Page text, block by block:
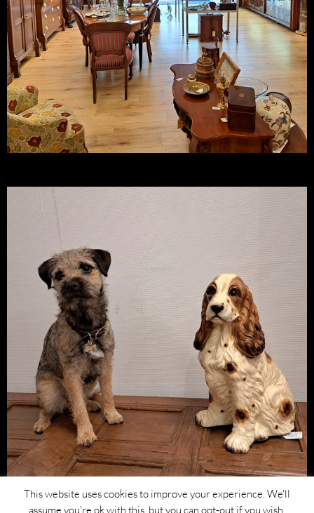
This website uses cookies to improve your experience. We'll
assume you're ok with this, but you can opt-out if you wish.